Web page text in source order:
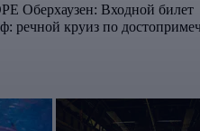
Оберхаузен: Входной билет
речной круиз по